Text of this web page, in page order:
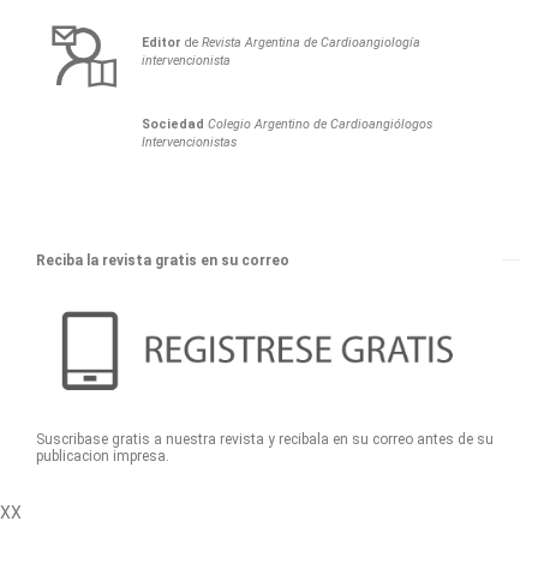
Editor deRevista Argentina de Cardioangiología
intervencionista
Sociedad Colegio Argentino de Cardioangiólogos
Intervencionistas
Reciba la revista gratis en su correo
Suscribase gratis a nuestra revista y recibala en su correo antes de su
publicacion impresa.
XX